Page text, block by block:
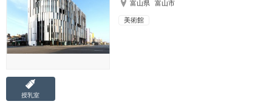
富山県 富山市
美術館
授乳室